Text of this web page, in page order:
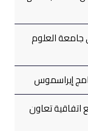
جامعة العلوم
إيراسموس
اتفاقية تعاون